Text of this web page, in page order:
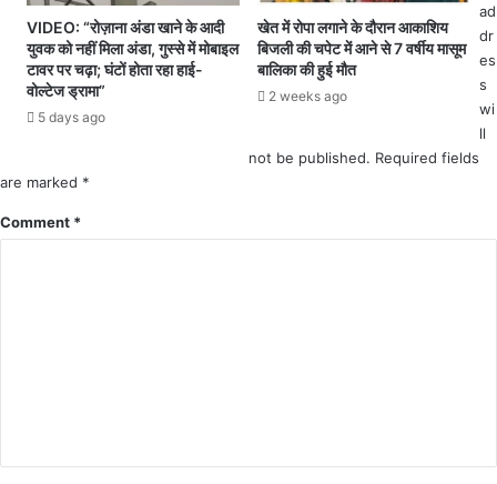
छा
त्र
छा
ने
या
णों
के
कि
क्ष
VIDEO: “रोज़ाना अंडा खाने के आदी
युवक को नहीं मिला अंडा, गुस्से में मोबाइल
टावर पर चढ़ा; घंटों होता रहा हाई-
वोल्टेज ड्रामा”
5 days ago
खेत में रोपा लगाने के दौरान आकाशिय
बिजली की चपेट में आने से 7 वर्षीय मासूम
बालिका की हुई मौत
2 weeks ago
ad
dr
es
s
wi
ll
not be published. Required fields
are marked *
Comment *